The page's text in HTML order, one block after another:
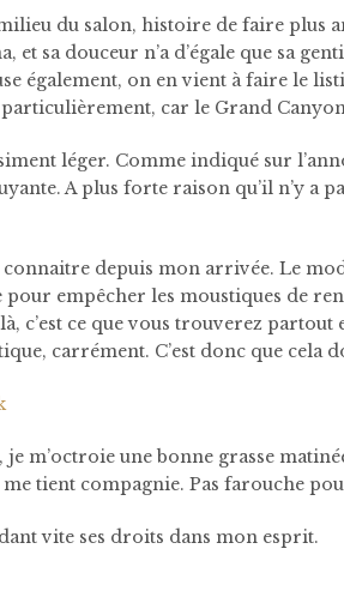
du salon, histoire de faire plus
et sa douceur n’a d’égale que sa
également, on en vient à faire le
particulièrement, car le Grand
léger. Comme indiqué sur
A plus forte raison qu’il n’y a
connaitre depuis mon arrivée. Le
empêcher les moustiques de
c’est ce que vous trouverez
carrément. C’est donc que cela
m’octroie une bonne grasse
tient compagnie. Pas farouche
vite ses droits dans mon esprit.